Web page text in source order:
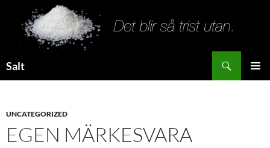
Salt
UNCATEGORIZED
EGEN MÄRKESVARA